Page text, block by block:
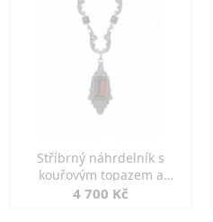
Stříbrný náhrdelník s
kouřovým topazem a
markazity
4 700 Kč